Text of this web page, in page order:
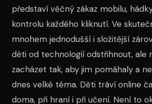
představí věčný zákaz mobilu,
kontrolu každého kliknutí. Ve
mnohem jednodušší i složitější
děti od technologií odstřihnout, ale
zacházet tak, aby jim pomáhaly a
dnes velké téma. Děti tráví online
doma, při hraní i při učení. Není to